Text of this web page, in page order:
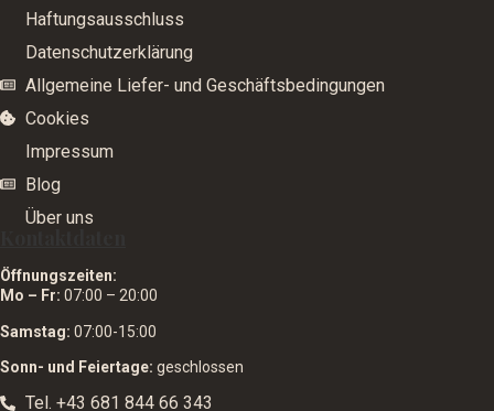
Haftungsausschluss
Datenschutzerklärung
Allgemeine Liefer- und Geschäftsbedingungen
Cookies
Impressum
Blog
Über uns
Öffnungszeiten:
Mo – Fr: 07:00 – 20:00
Samstag: 07:00-15:00
Sonn- und Feiertage: geschlossen
Tel. +43 681 844 66 343